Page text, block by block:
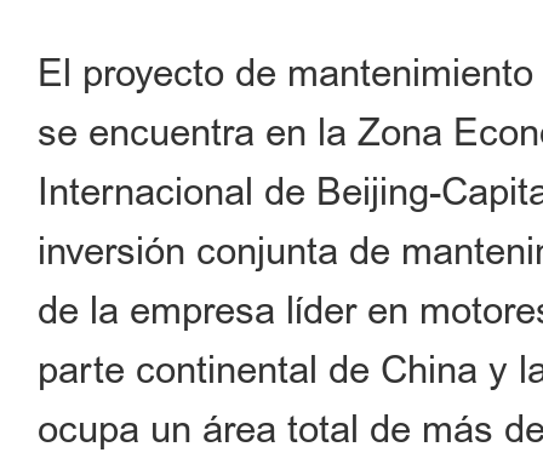
El proyecto de
se encuentra en la Zona
Internacional de Beijing-
inversión conjunta de
de la empresa líder en
parte continental de China y
ocupa un área total de más